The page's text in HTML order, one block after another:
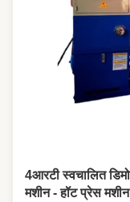
4आरटी स्वचालित
मशीन - हॉट प्रेस